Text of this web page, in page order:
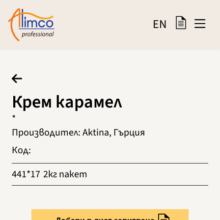
EN
Крем карамел
*
Производител:Aktina, Гърция
Код:
441*17 2кг пакет